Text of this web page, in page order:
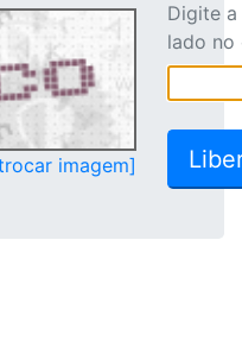
imagem]
Digite
lado no